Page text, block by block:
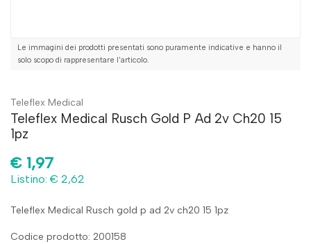
Le immagini dei prodotti presentati sono puramente indicative e hanno il
solo scopo di rappresentare l'articolo.
Teleflex Medical
Teleflex Medical Rusch Gold P Ad 2v Ch20 15
1pz
€ 1,97
Listino: € 2,62
Teleflex Medical Rusch gold p ad 2v ch20 15 1pz
Codice prodotto: 200158